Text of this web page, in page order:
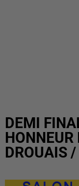
DEMI
HONNEUR
DROUAIS